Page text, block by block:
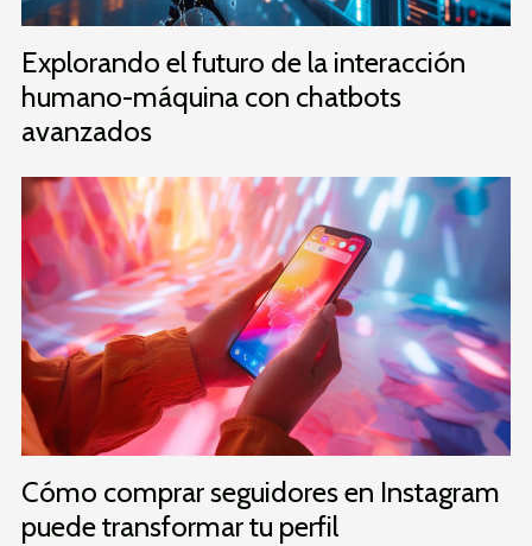
Explorando el futuro de la interacción
humano-máquina con chatbots
avanzados
Cómo comprar seguidores en Instagram
puede transformar tu perfil